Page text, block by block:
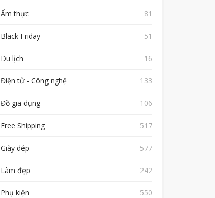
Ẩm thực 81
Black Friday 51
Du lịch 16
Điện tử - Công nghệ 133
Đồ gia dụng 106
Free Shipping 517
Giày dép 577
Làm đẹp 242
Phụ kiện 550